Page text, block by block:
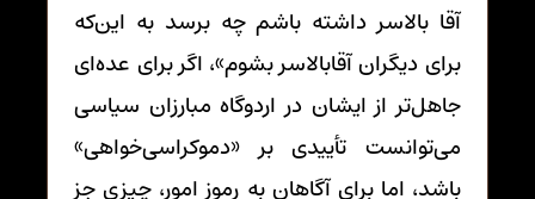
آقا بالاسر داشته باشم چه برسد به این‌که
برای دیگران آقابالاسر بشوم»، اگر برای عده‌ای
جاهل‌تر از ایشان در اردوگاه مبارزان سیاسی
می‌توانست تأییدی بر «دموکراسی‌خواهی»
باشد، اما برای آگاهان به رموزِ امور، چیزی جز